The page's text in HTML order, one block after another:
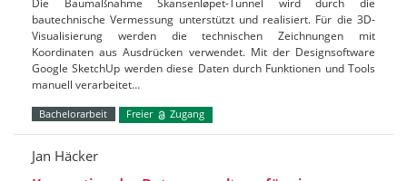
Die Baumaßnahme Skansenløpet-Tunnel wird durch die
bautechnische Vermessung unterstützt und realisiert. Für die 3D-
Visualisierung werden die technischen Zeichnungen mit
Koordinaten aus Ausdrücken verwendet. Mit der Designsoftware
Google SketchUp werden diese Daten durch Funktionen und Tools
manuell verarbeitet…
Bachelorarbeit Freier Zugang
Jan Häcker